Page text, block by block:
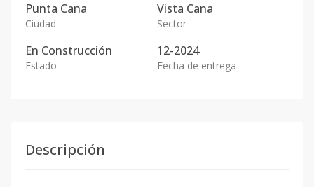
Punta Cana
Ciudad
Vista Cana
Sector
En Construcción
Estado
12-2024
Fecha de entrega
Descripción